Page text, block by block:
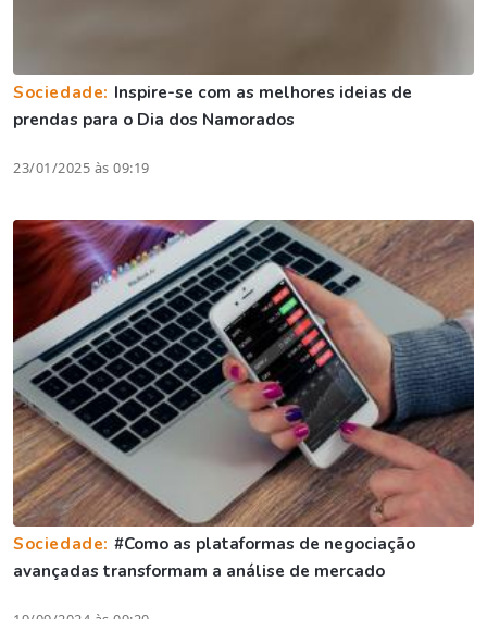
Sociedade: Inspire-se com as melhores ideias de
prendas para o Dia dos Namorados
23/01/2025 às 09:19
Sociedade: #Como as plataformas de negociação
avançadas transformam a análise de mercado